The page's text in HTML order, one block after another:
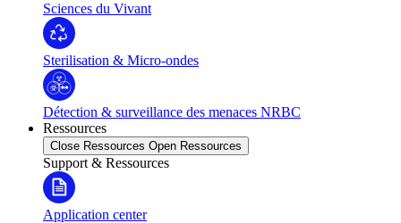
Sciences du Vivant
Sterilisation & Micro-ondes
Détection & surveillance des menaces NRBC
Ressources
Close Ressources Open Ressources
Support & Ressources
Application center